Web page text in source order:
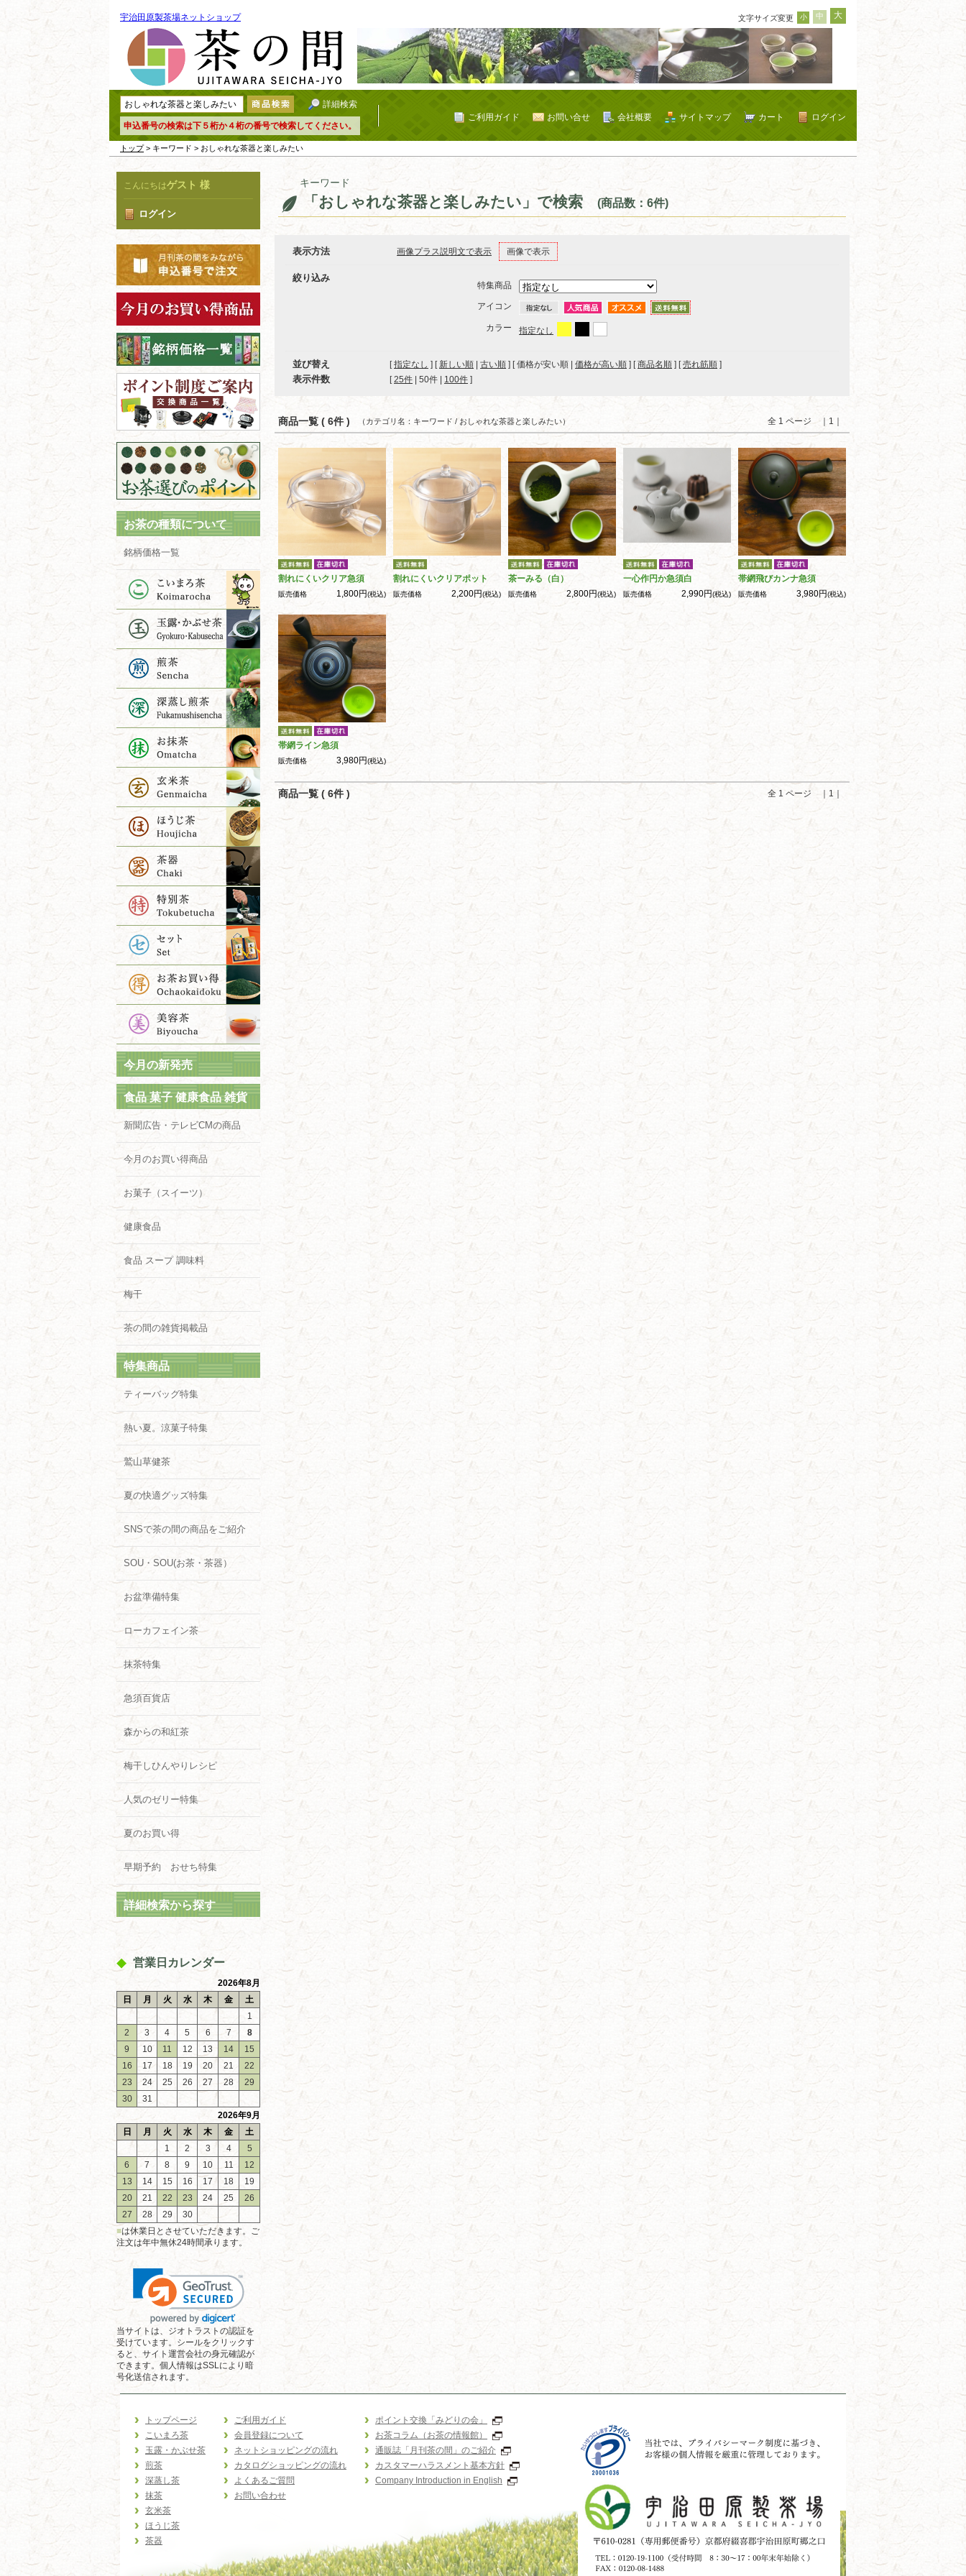
宇治田原製茶場ネットショップ 文字サイズ変更 小 中 大
詳細検索
申込番号の検索は下５桁か４桁の番号で検索してください。
ログイン
カート
サイトマップ
会社概要
お問い合せ
ご利用ガイド
トップ> キーワード > おしゃれな茶器と楽しみたい
こんにちはゲスト 様
ログイン
お茶の種類について
銘柄価格一覧
今月の新発売
食品 菓子 健康食品 雑貨
新聞広告・テレビCMの商品
今月のお買い得商品
お菓子（スイーツ）
健康食品
食品 スープ 調味料
梅干
茶の間の雑貨掲載品
特集商品
ティーバッグ特集
熱い夏。涼菓子特集
鷲山草健茶
夏の快適グッズ特集
SNSで茶の間の商品をご紹介
SOU・SOU(お茶・茶器）
お盆準備特集
ローカフェイン茶
抹茶特集
急須百貨店
森からの和紅茶
梅干しひんやりレシピ
人気のゼリー特集
夏のお買い得
早期予約 おせち特集
詳細検索から探す
営業日カレンダー
2026年8月
日
月 火 水 木 金
土
1
2
3 4 5 6 7
8
9
10 11 12 13 14
15
16
17 18 19 20 21
22
23
24 25 26 27 28
29
30
31
2026年9月
日
月 火 水 木 金
土
1
2 3 4
5
6
7 8 9 10 11
12
13
14 15 16 17 18
19
20
21 22 23 24 25
26
27
28 29
30
■は休業日とさせていただきます。ご
注文は年中無休24時間承ります。
当サイトは、ジオトラストの認証を
受けています。シールをクリックす
ると、サイト運営会社の身元確認が
できます。個人情報はSSLにより暗
号化送信されます。
キーワード
「おしゃれな茶器と楽しみたい」で検索 (商品数：6件)
表示方法 画像プラス説明文で表示 画像で表示
絞り込み
特集商品
アイコン
カラー 指定なし
並び替え [指定なし ] [ 新しい順 古い順 ] [ 価格が安い順 | 価格が高い順 ] [商品名順 ] [売れ筋順 ]
表示件数 [ 25件 50件 100件 ]
商品一覧 ( 6件 ) 全 1 ページ ｜1｜
（カテゴリ名：キーワード / おしゃれな茶器と楽しみたい）
割れにくいクリア急須
販売価格 1,800円(税込)
割れにくいクリアポット
販売価格 2,200円(税込)
茶ーみる（白）
販売価格 2,800円(税込)
一心作円か急須白
販売価格 2,990円(税込)
帯網飛びカンナ急須
販売価格 3,980円(税込)
帯網ライン急須
販売価格 3,980円(税込)
商品一覧 ( 6件 ) 全 1 ページ ｜1｜
トップページ
こいまろ茶
玉露・かぶせ茶
煎茶
深蒸し茶
抹茶
玄米茶
ほうじ茶
茶器
ご利用ガイド
会員登録について
ネットショッピングの流れ
カタログショッピングの流れ
よくあるご質問
お問い合わせ
ポイント交換「みどりの会」
お茶コラム（お茶の情報館）
通販誌「月刊茶の間」のご紹介
カスタマーハラスメント基本方針
Company Introduction in English